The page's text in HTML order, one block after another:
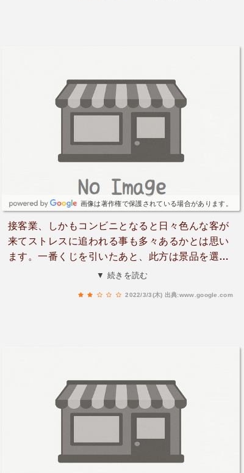
画像は著作権で保護されている場合があります。
接客業、しかもコンビニとなると日々色んな客が
来てストレスに追われる事も多々あるかとは思い
ます。一番くじを引いたあと、此方は景品を選ん
でる途中にも関わらず店員2人が「人気だね、も
▼ 続きを読む
2022/3/3(木) 出典:www.google.com